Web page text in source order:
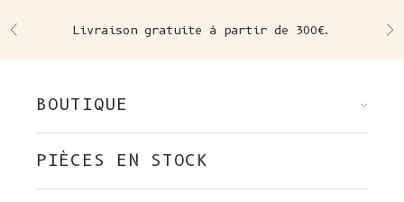
Précédent Livraison gratuite à partir de 300€.
BOUTIQUE
PIÈCES EN STOCK